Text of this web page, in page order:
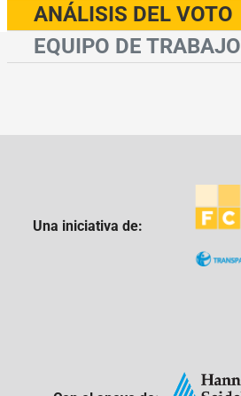
ANÁLISIS DEL VOTO
EQUIPO DE TRABAJO
Una iniciativa de: